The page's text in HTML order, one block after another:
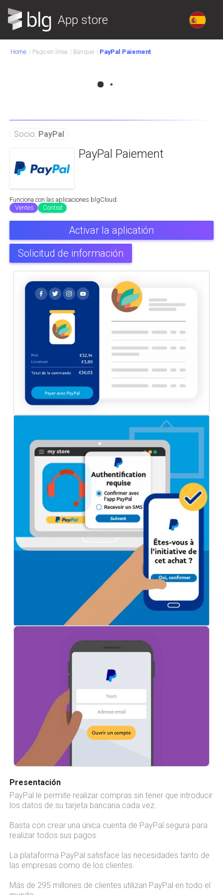
App store
Home Pago en línea Banque PayPal Paiement
Socio: PayPal
PayPal Paiement
Funciona con las aplicaciones blgCloud:
Ventes
Contrat
Activar la aplicatión
Solicitud de información
Presentación
PayPal le permite realizar compras sin tener que introducir
los datos de su tarjeta bancaria cada vez.
Basta con crear una única cuenta de PayPal segura para
realizar todos sus pagos.
La plataforma PayPal satisface las necesidades tanto de
las empresas como de los clientes.
Más de 295 millones de clientes utilizan PayPal en todo el